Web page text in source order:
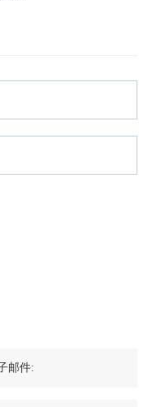
邮件: